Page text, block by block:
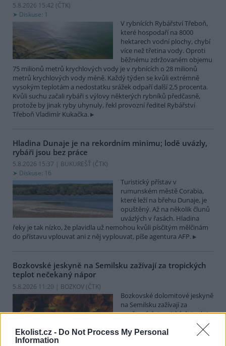
Ekolist.cz - Do Not Process My Personal
Information
5.8.2026 15:42 (ČTK)
Diskuse: 1
V rybnících Rybářství Třeboň,
které hospodaří na 8000
hektarech vodní plochy, chybí
více než třetina vody. Oproti
běžnému zdržovaném objemu
75 milionů metrů krychlových vody je v rybnících o 28 milionů
metrů krychlových vody méně. Každý týden se kvůli extrémně
vysokým teplotám a nedostatku srážek odpaří další 2,5 procenta.
Kvůli suchu začali rybáři s výlovy některých rybníků předčasně,
protože by jinak ryby uhynuly, řekl provozní ředitel Rybářství
Třeboň Vladimír Kukačka.
Hladina Dunaje je na rekordním minimu; lodě uvázly,
rybáři jsou bez práce
5.8.2026 15:37 | BUKUREŠŤ (ČTK)
Diskuse: 16
Turistický přístav v
rumunském městě Corabia,
které leží na břehu Dunaje, je
opuštěný. Až na několik člunů
uvázlých v řasách. Hladina
řeky je tak nízko, že plavidla už nemohou kvůli písčitým mělčinám
do přístavu vplouvat ani z něj vyplouvat, píše agentura AFP.
Bozkovské jeskyně na Semilsku zažívají za tropických
teplot nečekaný nápor
5.8.2026 11:20 | BOZKOV (ČTK)
Bozkovské dolomitové jeskyně
na Semilsku zažívají za
současných tropických teplot
nečekaný nápor. Jde sice o
jedno z nejchladnějších míst v
Libereckém kraji, které má stálou teplotu mezi 7,5 až devíti stupni